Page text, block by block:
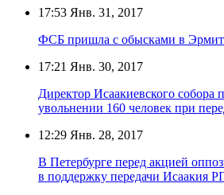
17:53 Янв. 31, 2017
ФСБ пришла с обысками в
17:21 Янв. 30, 2017
Директор Исаакиевского собора
увольнении 160 человек при
12:29 Янв. 28, 2017
В Петербурге перед акцией
в поддержку передачи Исаакия